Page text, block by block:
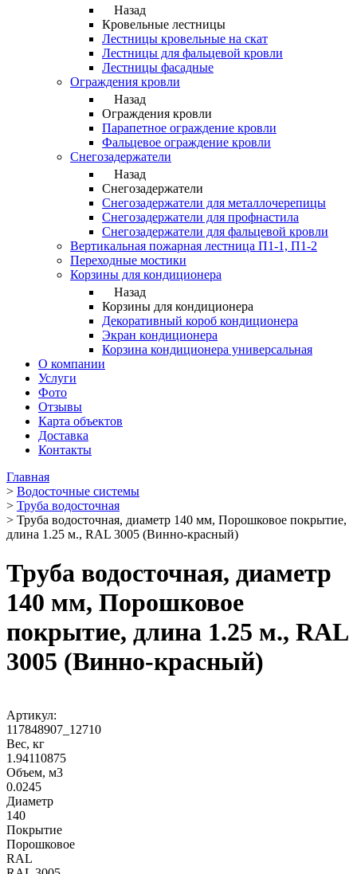
Назад
Кровельные лестницы
Лестницы кровельные на скат
Лестницы для фальцевой кровли
Лестницы фасадные
Ограждения кровли
Назад
Ограждения кровли
Парапетное ограждение кровли
Фальцевое ограждение кровли
Снегозадержатели
Назад
Снегозадержатели
Снегозадержатели для металлочерепицы
Снегозадержатели для профнастила
Снегозадержатели для фальцевой кровли
Вертикальная пожарная лестница П1-1, П1-2
Переходные мостики
Корзины для кондиционера
Назад
Корзины для кондиционера
Декоративный короб кондиционера
Экран кондиционера
Корзина кондиционера универсальная
О компании
Услуги
Фото
Отзывы
Карта объектов
Доставка
Контакты
Главная
> Водосточные системы
> Труба водосточная
> Труба водосточная, диаметр 140 мм, Порошковое покрытие,
длина 1.25 м., RAL 3005 (Винно-красный)
Труба водосточная, диаметр
140 мм, Порошковое
покрытие, длина 1.25 м., RAL
3005 (Винно-красный)
Артикул:
117848907_12710
Вес, кг
1.94110875
Объем, м3
0.0245
Диаметр
140
Покрытие
Порошковое
RAL